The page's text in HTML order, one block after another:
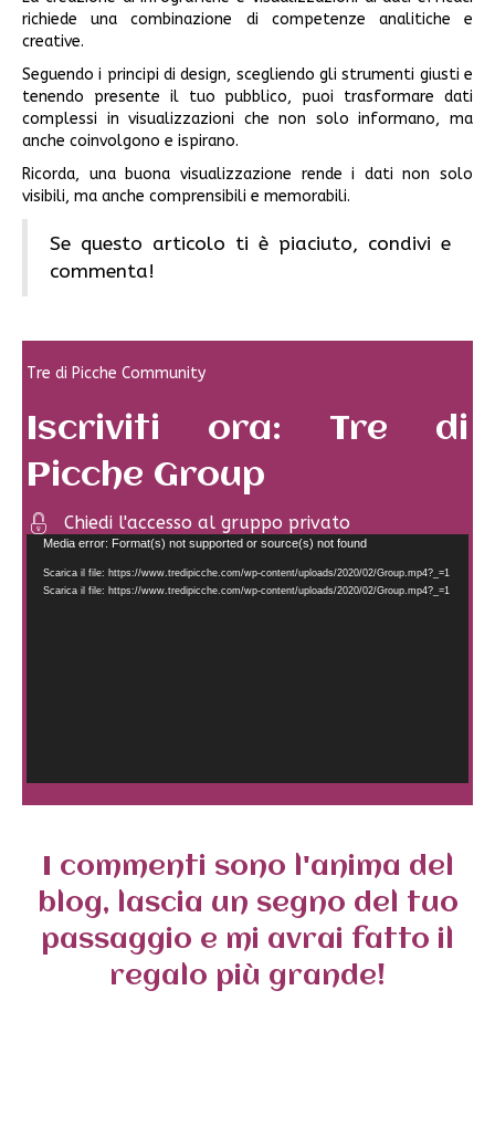
richiede una combinazione di competenze analitiche e
creative.
Seguendo i principi di design, scegliendo gli strumenti giusti e
tenendo presente il tuo pubblico, puoi trasformare dati
complessi in visualizzazioni che non solo informano, ma
anche coinvolgono e ispirano.
Ricorda, una buona visualizzazione rende i dati non solo
visibili, ma anche comprensibili e memorabili.
Se questo articolo ti è piaciuto, condivi e
commenta!
Tre di Picche Community
Iscriviti ora: Tre di
Picche Group
Chiedi l'accesso al gruppo privato
Video
Player
Media error: Format(s) not supported or source(s) not found
Scarica il file: https://www.tredipicche.com/wp-content/uploads/2020/02/Group.mp4?_=1
Scarica il file: https://www.tredipicche.com/wp-content/uploads/2020/02/Group.mp4?_=1
I commenti sono l'anima del
blog, lascia un segno del tuo
passaggio e mi avrai fatto il
regalo più grande!